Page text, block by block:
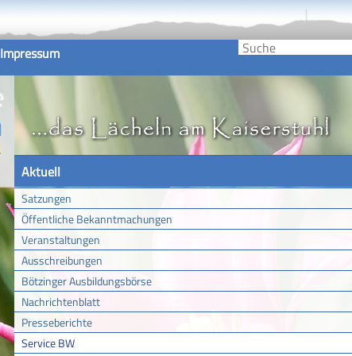
Impressum
Aktuell
Satzungen
Öffentliche Bekanntmachungen
Veranstaltungen
Ausschreibungen
Bötzinger Ausbildungsbörse
Nachrichtenblatt
Presseberichte
Service BW